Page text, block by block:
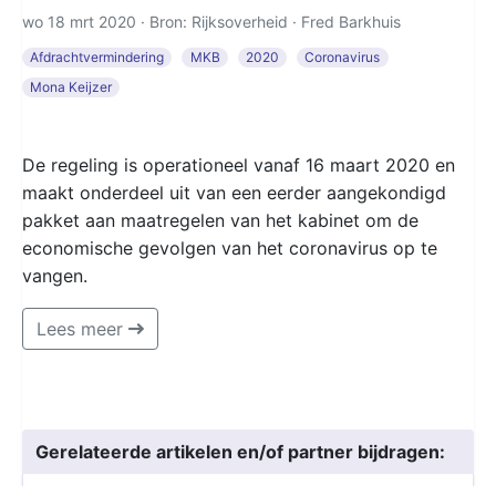
wo 18 mrt 2020 · Bron: Rijksoverheid · Fred Barkhuis
Afdrachtvermindering MKB 2020
Coronavirus
Mona Keijzer
De regeling is operationeel vanaf 16 maart 2020 en
maakt onderdeel uit van een eerder aangekondigd
pakket aan maatregelen van het kabinet om de
economische gevolgen van het coronavirus op te
vangen.
Lees meer
Gerelateerde artikelen en/of partner bijdragen: